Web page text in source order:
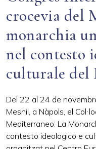
crocevia del
monarchia
nel contesto
culturale del
Del 22 al 24 de
Mesnil, a Nàpols, el
Mediterraneo: La
contesto ideologico e